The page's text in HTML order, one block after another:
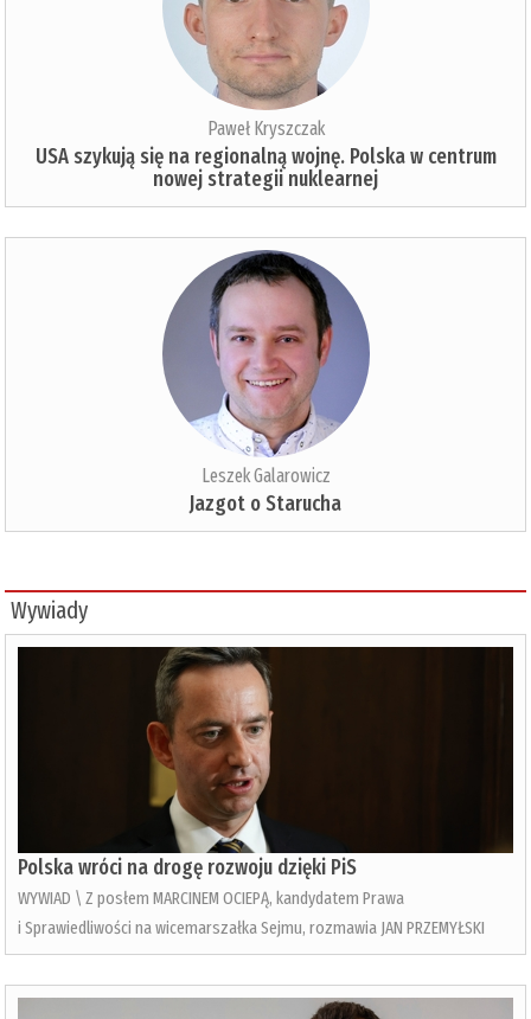
Paweł Kryszczak
USA szykują się na regionalną wojnę. Polska w centrum
nowej strategii nuklearnej
Leszek Galarowicz
Jazgot o Starucha
Wywiady
Polska wróci na drogę rozwoju dzięki PiS
WYWIAD \ Z posłem MARCINEM OCIEPĄ, kandydatem Prawa
i Sprawiedliwości na wicemarszałka Sejmu, rozmawia JAN PRZEMYŁSKI